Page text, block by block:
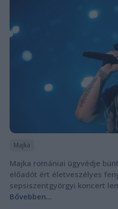
Majka
Majka romániai ügyvédje
előadót ért életveszélyes
sepsiszentgyörgyi koncert
Bővebben...